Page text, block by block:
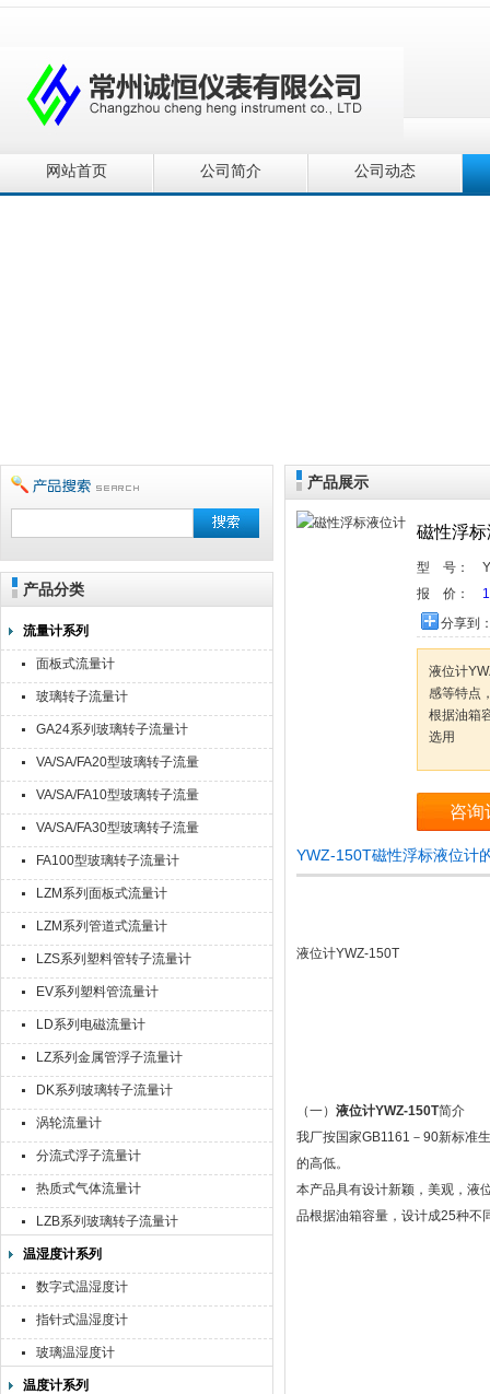
网站首页 公司简介 公司动态
产品分类
流量计系列
面板式流量计
玻璃转子流量计
GA24系列玻璃转子流量计
VA/SA/FA20型玻璃转子流量
计
VA/SA/FA10型玻璃转子流量
计
VA/SA/FA30型玻璃转子流量
计
FA100型玻璃转子流量计
LZM系列面板式流量计
LZM系列管道式流量计
LZS系列塑料管转子流量计
EV系列塑料管流量计
LD系列电磁流量计
LZ系列金属管浮子流量计
DK系列玻璃转子流量计
涡轮流量计
分流式浮子流量计
热质式气体流量计
LZB系列玻璃转子流量计
温湿度计系列
数字式温湿度计
指针式温湿度计
玻璃温湿度计
温度计系列
产品展示
磁性浮
型 号：
报 价：
分享到
液位计
感等特点
根据油箱
选用
咨询
YWZ-150T磁性浮标液位计
液位计YWZ-150T
（一） 液位计YWZ-150T简介
我厂按国家GB1161－90新标准
的高低。
本产品具有设计新颖，美观，液
品根据油箱容量，设计成25种不